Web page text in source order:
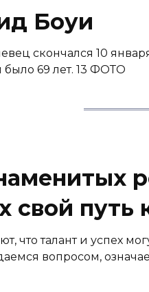
Боуи
скончался 10
было 69 лет. 13 ФОТО
путь
что талант и успех
вопросом,